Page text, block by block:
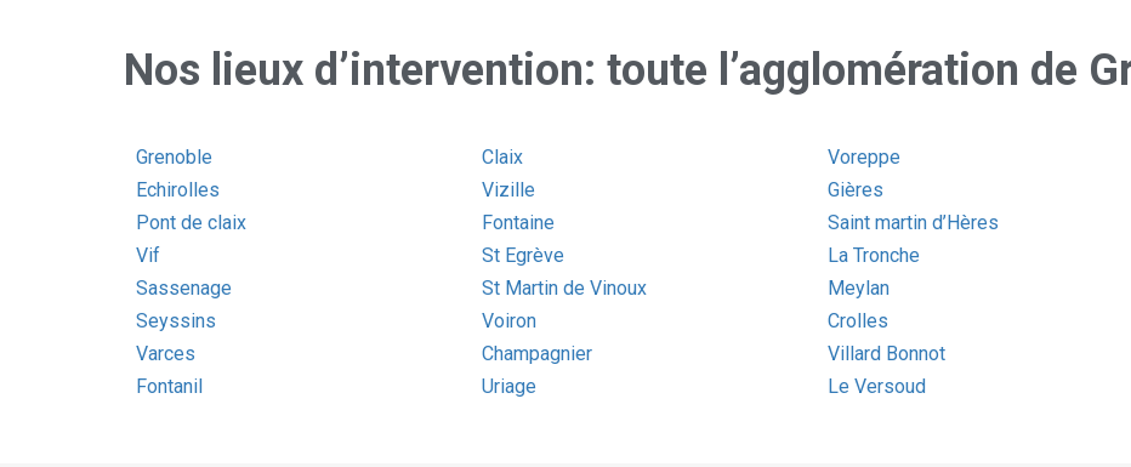
Nos lieux d’intervention: toute l’agglomération de
Grenoble
Echirolles
Pont de claix
Vif
Sassenage
Seyssins
Varces
Fontanil
Claix
Vizille
Fontaine
St Egrève
St Martin de Vinoux
Voiron
Champagnier
Uriage
Voreppe
Gières
Saint martin d’Hères
La Tronche
Meylan
Crolles
Villard Bonnot
Le Versoud